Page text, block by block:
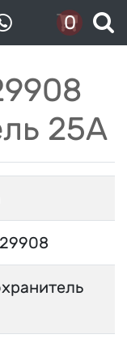
0
25A